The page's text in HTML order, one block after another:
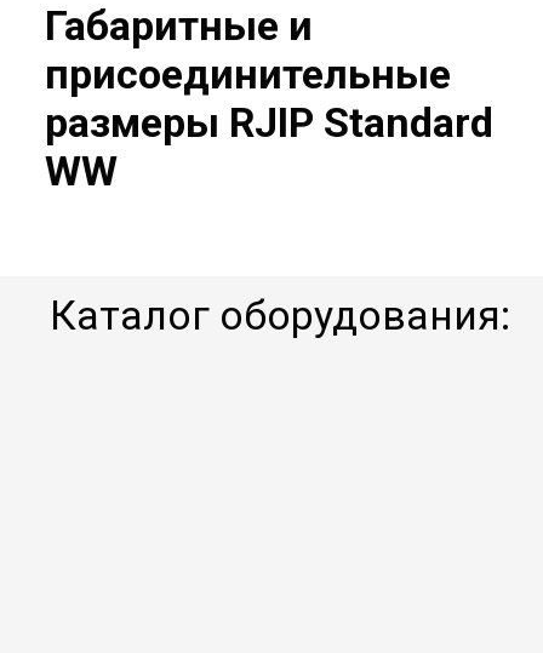
Габаритные и
присоеди­нительные
размеры RJIP Standard
WW
Каталог оборудования: